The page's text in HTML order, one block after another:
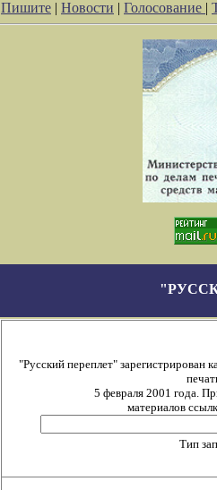
Пишите | Новости | Голосование |
"Русский переплет" зарегистрирован
5 февраля 2001 года.
материалов
Тип